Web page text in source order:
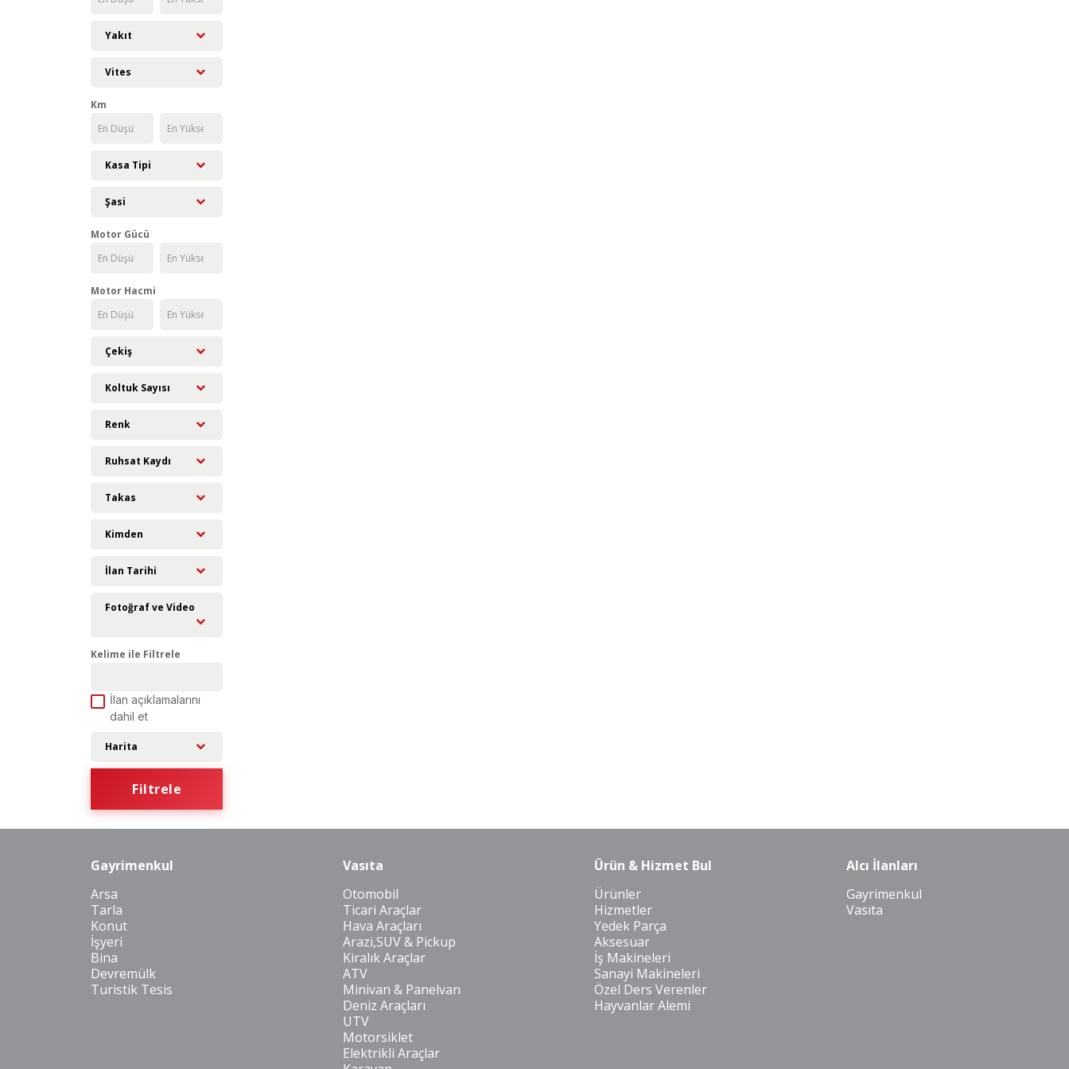
Yakıt
Vites
Km
Kasa Tipi
Şasi
Motor Gücü
Motor Hacmi
Çekiş
Koltuk Sayısı
Renk
Ruhsat Kaydı
Takas
Kimden
İlan Tarihi
Fotoğraf ve Video
Kelime ile Filtrele
İlan açıklamalarını
dahil et
Harita
Filtrele
Gayrimenkul
Arsa
Tarla
Konut
İşyeri
Bina
Devremülk
Turistik Tesis
Vasıta
Otomobil
Ticari Araçlar
Hava Araçları
Arazi,SUV & Pickup
Kiralık Araçlar
ATV
Minivan & Panelvan
Deniz Araçları
UTV
Motorsiklet
Elektrikli Araçlar
Ürün & Hizmet Bul
Ürünler
Hizmetler
Yedek Parça
Aksesuar
İş Makineleri
Sanayi Makineleri
Özel Ders Verenler
Hayvanlar Alemi
Alcı İlanları
Gayrimenkul
Vasıta